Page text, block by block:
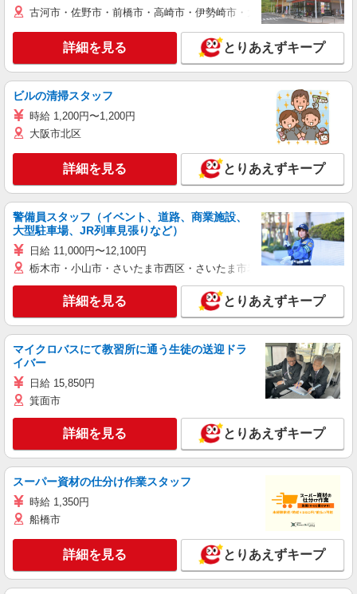
古河市・佐野市・前橋市・高崎市・伊勢崎市・太田市・館林市・藤
詳細を見る とりあえずキープ
ビルの清掃スタッフ
時給 1,200円〜1,200円
大阪市北区
詳細を見る とりあえずキープ
警備員スタッフ（イベント、道路、商業施設、
大型駐車場、JR列車見張りなど）
日給 11,000円〜12,100円
栃木市・小山市・さいたま市西区・さいたま市岩槻区・久喜市・蓮田
詳細を見る とりあえずキープ
マイクロバスにて教習所に通う生徒の送迎ドラ
イバー
日給 15,850円
箕面市
詳細を見る とりあえずキープ
スーパー資材の仕分け作業スタッフ
時給 1,350円
船橋市
詳細を見る とりあえずキープ